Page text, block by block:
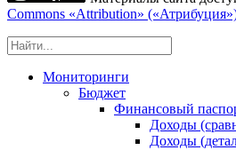
Commons «Attribution»
Мониторинги
Бюджет
Финансовый
Доходы
Доходы